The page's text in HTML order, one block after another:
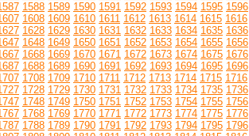
1588 1589 1590 1591 1592 1593 1594 1595 1596
1608 1609 1610 1611 1612 1613 1614 1615 1616
1628 1629 1630 1631 1632 1633 1634 1635 1636
1648 1649 1650 1651 1652 1653 1654 1655 1656
1668 1669 1670 1671 1672 1673 1674 1675 1676
1688 1689 1690 1691 1692 1693 1694 1695 1696
1708 1709 1710 1711 1712 1713 1714 1715 1716
1728 1729 1730 1731 1732 1733 1734 1735 1736
1748 1749 1750 1751 1752 1753 1754 1755 1756
1768 1769 1770 1771 1772 1773 1774 1775 1776
1788 1789 1790 1791 1792 1793 1794 1795 1796